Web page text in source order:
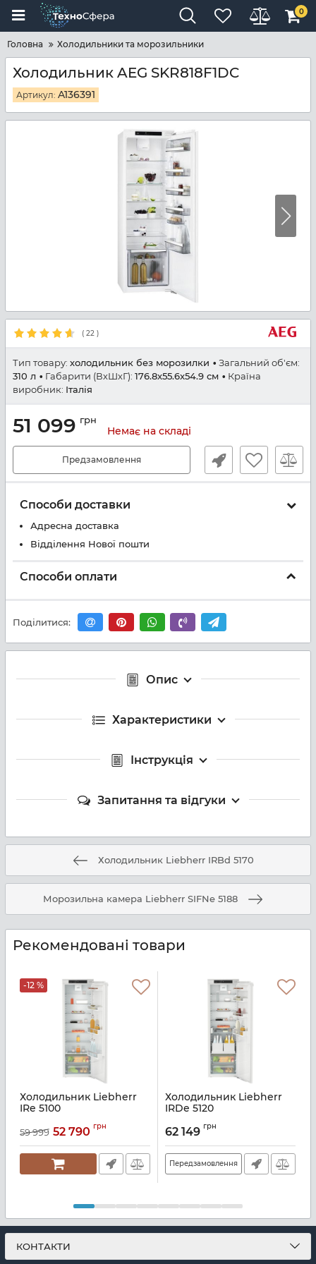
0
Головна Холодильники та морозильники
Холодильник AEG SKR818F1DC
Артикул: A136391
( 22 )
Тип товару: холодильник без морозилки
Загальний об'єм:
310 л
Габарити (ВхШхГ): 176.8x55.6x54.9 см
Країна
виробник: Італія
51 099 грн
Немає на складі
Предзамовлення
Способи доставки
Адресна доставка
Відділення Нової пошти
Способи оплати
Поділитися:
Опис
Характеристики
Інструкція
Запитання та відгуки
Холодильник Liebherr IRBd 5170
Морозильна камера Liebherr SIFNe 5188
Рекомендовані товари
-12 %
Холодильник Liebherr
IRe 5100
59 999 52 790 грн
Холодильник Liebherr
IRDe 5120
62 149 грн
Передзамовлення
КОНТАКТИ